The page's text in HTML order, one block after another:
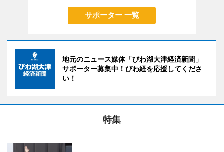
サポーター 一覧
地元のニュース媒体「びわ湖大津経済新聞」
サポーター募集中！びわ経を応援してくださ
い！
特集